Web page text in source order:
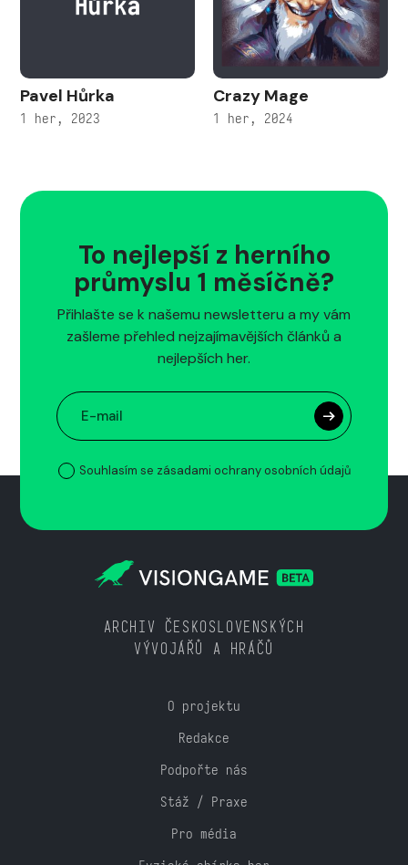
Pavel Hůrka
1 her, 2023
Crazy Mage
1 her, 2024
To nejlepší z herního
průmyslu 1 měsíčně?
Přihlašte se k našemu newsletteru a my vám
zašleme přehled nejzajímavějších článků a
nejlepších her.
Souhlasím se zásadami ochrany osobních údajů
ARCHIV ČESKOSLOVENSKÝCH
VÝVOJÁŘŮ A HRÁČŮ
O projektu
Redakce
Podpořte nás
Stáž / Praxe
Pro média